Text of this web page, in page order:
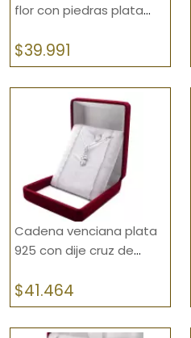
Dijes Animales
Esclavas
Escudos Deportivos
Estuches y Alhajeros
Fornituras
Foto Medalla
Gemelos y Trabacorbata
flor con piedras plata
$39.991
Cadena venciana plata
925 con dije cruz de
$41.464